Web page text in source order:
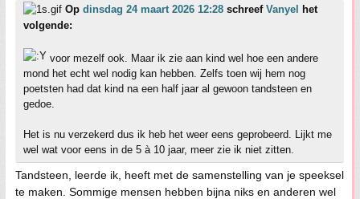
Op dinsdag 24 maart 2026 12:28 schreef Vanyel
het
volgende:
voor mezelf ook. Maar ik zie aan kind wel hoe een andere
mond het echt wel nodig kan hebben. Zelfs toen wij hem nog
poetsten had dat kind na een half jaar al gewoon tandsteen en
gedoe.
Het is nu verzekerd dus ik heb het weer eens geprobeerd. Lijkt me
wel wat voor eens in de 5 à 10 jaar, meer zie ik niet zitten.
Tandsteen, leerde ik, heeft met de samenstelling van je speeksel
te maken. Sommige mensen hebben bijna niks en anderen wel